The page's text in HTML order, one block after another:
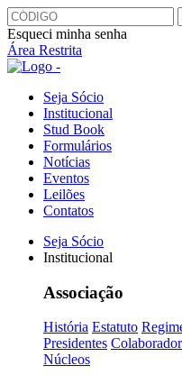
Esqueci minha senha
Área Restrita
Seja Sócio
Institucional
Stud Book
Formulários
Notícias
Eventos
Leilões
Contatos
Seja Sócio
Institucional
Associação
História Estatuto
Presidentes
Núcleos